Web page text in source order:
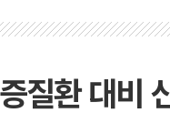
질환 대비